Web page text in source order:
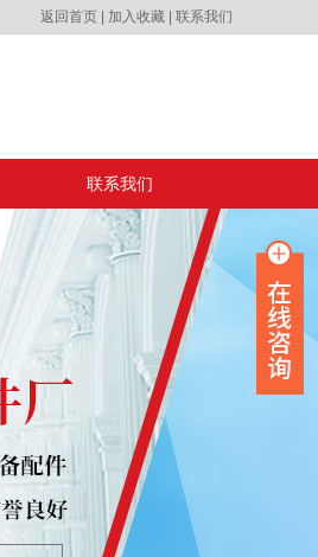
返回首页 加入收藏 联系我们
联系我们